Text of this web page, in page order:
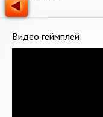
Видео геймплей: